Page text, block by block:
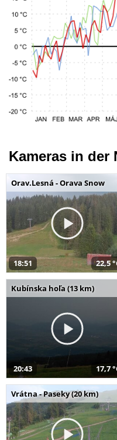
Kameras in der
Orav.Lesná - Orava Snow
18:51 22,5
Kubínska hoľa (13 km)
20:43 17,7
Vrátna - Paseky (20 km)